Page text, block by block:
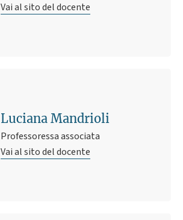
Vai al sito del docente
Luciana Mandrioli
Professoressa associata
Vai al sito del docente